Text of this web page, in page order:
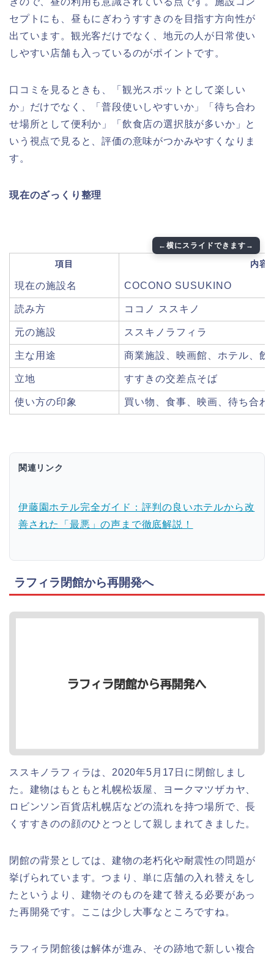
セプトにも、昼もにぎわうすすきのを目指す方向性が
出ています。観光客だけでなく、地元の人が日常使い
しやすい店舗も入っているのがポイントです。
口コミを見るときも、「観光スポットとして楽しい
か」だけでなく、「普段使いしやすいか」「待ち合わ
せ場所として便利か」「飲食店の選択肢が多いか」と
いう視点で見ると、評価の意味がつかみやすくなりま
す。
現在のざっくり整理
項目 内容
現在の施設名 COCONO SUSUKINO
読み方 ココノ ススキノ
元の施設 ススキノラフィラ
主な用途 商業施設、映画館、ホテル、飲
立地 すすきの交差点そば
使い方の印象 買い物、食事、映画、待ち合わ
関連リンク
伊藤園ホテル完全ガイド：評判の良いホテルから改
善された「最悪」の声まで徹底解説！
ラフィラ閉館から再開発へ
ススキノラフィラは、2020年5月17日に閉館しまし
た。建物はもともと札幌松坂屋、ヨークマツザカヤ、
ロビンソン百貨店札幌店などの流れを持つ場所で、長
くすすきのの顔のひとつとして親しまれてきました。
閉館の背景としては、建物の老朽化や耐震性の問題が
挙げられています。つまり、単に店舗の入れ替えをし
たというより、建物そのものを建て替える必要があっ
た再開発です。ここは少し大事なところですね。
ラフィラ閉館後は解体が進み、その跡地で新しい複合